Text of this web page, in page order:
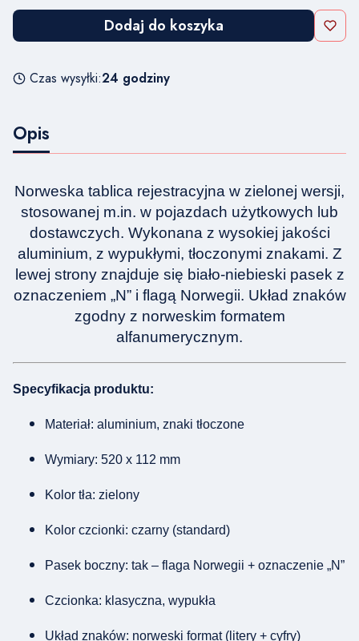
Dodaj do koszyka
Czas wysyłki:24 godziny
Opis
Norweska tablica rejestracyjna w zielonej wersji,
stosowanej m.in. w pojazdach użytkowych lub
dostawczych. Wykonana z wysokiej jakości
aluminium, z wypukłymi, tłoczonymi znakami. Z
lewej strony znajduje się biało-niebieski pasek z
oznaczeniem „N” i flagą Norwegii. Układ znaków
zgodny z norweskim formatem
alfanumerycznym.
Specyfikacja produktu:
Materiał: aluminium, znaki tłoczone
Wymiary: 520 x 112 mm
Kolor tła: zielony
Kolor czcionki: czarny (standard)
Pasek boczny: tak – flaga Norwegii + oznaczenie „N”
Czcionka: klasyczna, wypukła
Układ znaków: norweski format (litery + cyfry)